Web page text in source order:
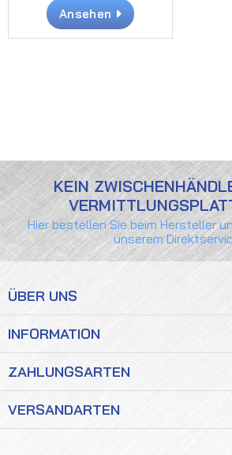
Ansehen
KEIN
Hier bestellen Sie beim Hersteller
unserem
ÜBER UNS
INFORMATION
ZAHLUNGSARTEN
VERSANDARTEN